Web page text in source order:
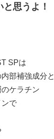
思うよ！
SPは
部補強成分と
ケラチン
で